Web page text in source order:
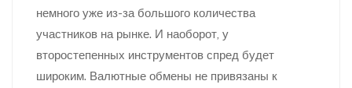
немного уже из-за большого количества
участников на рынке. И наоборот, у
второстепенных инструментов спред будет
широким. Валютные обмены не привязаны к